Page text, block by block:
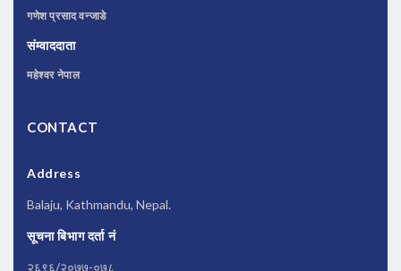
गणेश प्रसाद वन्जाडे
संम्वाददाता
महेश्वर नेपाल
CONTACT
Address
Balaju, Kathmandu, Nepal.
सूचना बिभाग दर्ता नं
२६९६/२०७७-०७८